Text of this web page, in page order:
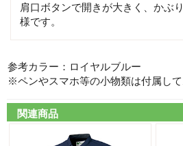
肩口ボタンで開きが大きく、かぶ
様です。
参考カラー：ロイヤルブルー
※ペンやスマホ等の小物類は付属して
関連商品